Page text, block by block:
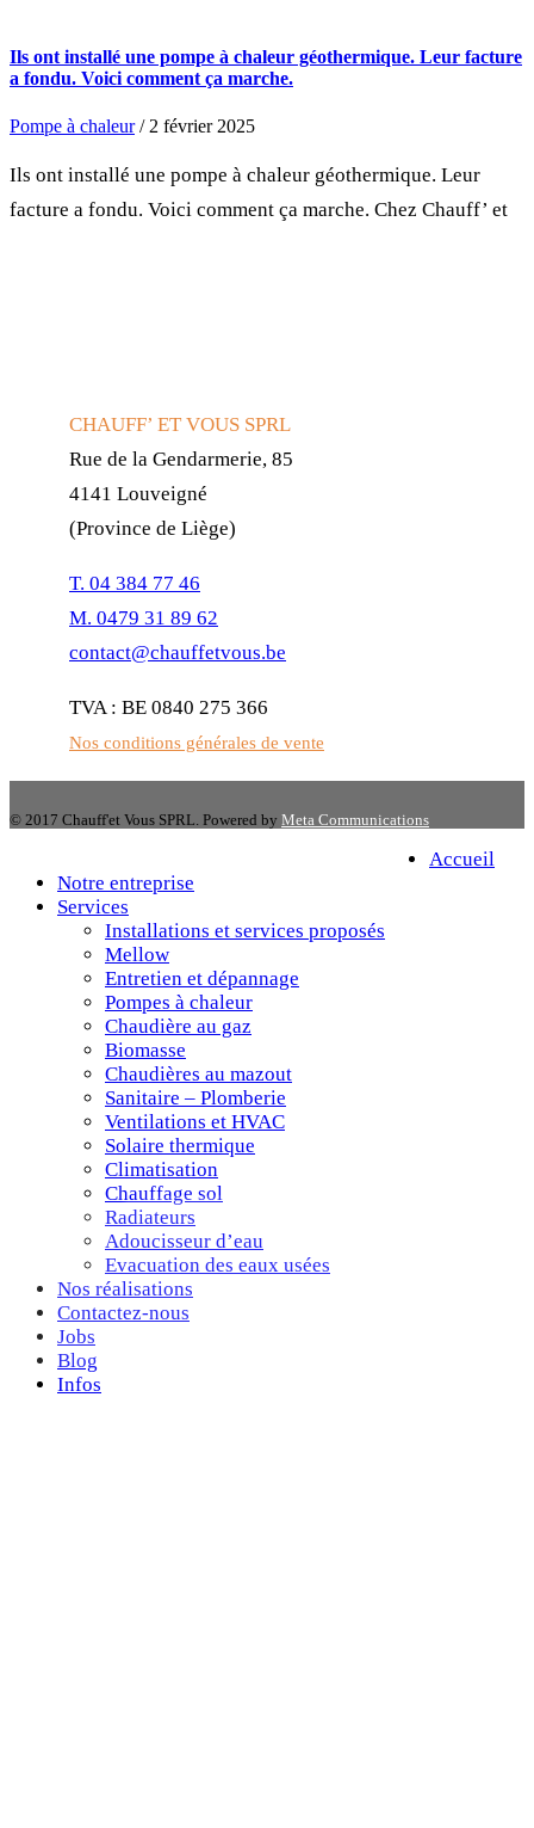
Ils ont installé une pompe à chaleur géothermique. Leur facture
a fondu. Voici comment ça marche.
Pompe à chaleur/ 2 février 2025
Ils ont installé une pompe à chaleur géothermique. Leur
facture a fondu. Voici comment ça marche. Chez Chauff’ et
CHAUFF’ ET VOUS SPRL
Rue de la Gendarmerie, 85
4141 Louveigné
(Province de Liège)
T. 04 384 77 46
M. 0479 31 89 62
contact@chauffetvous.be
TVA : BE 0840 275 366
Nos conditions générales de vente
© 2017 Chauff'et Vous SPRL. Powered by Meta Communications
Accueil
Notre entreprise
Services
Installations et services proposés
Mellow
Entretien et dépannage
Pompes à chaleur
Chaudière au gaz
Biomasse
Chaudières au mazout
Sanitaire – Plomberie
Ventilations et HVAC
Solaire thermique
Climatisation
Chauffage sol
Radiateurs
Adoucisseur d’eau
Evacuation des eaux usées
Nos réalisations
Contactez-nous
Jobs
Blog
Infos